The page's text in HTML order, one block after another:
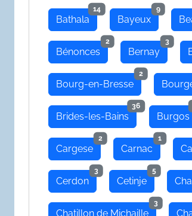
Bathala
14
Bayeux
9
Bénonces
2
Bernay
3
Bourg-en-Bresse
2
Brides-les-Bains
36
Burgos
Cargese
2
Carnac
1
Cerdon
3
Cetinje
5
Chatillon de Michaille
3